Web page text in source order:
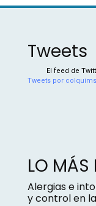
Tweets
El feed de
Tweets por
LO MÁS
Alergias e
y control en